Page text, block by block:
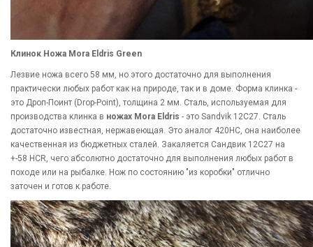
Клинок Ножа Mora Eldris Green
Лезвие ножа всего 58 мм, но этого достаточно для выполнения
практически любых работ как на природе, так и в доме. Форма клинка -
это Дроп-Поинт (Drop-Point), толщина 2 мм. Сталь, используемая для
производства клинка в ножах Mora Eldris - это Sandvik 12C27. Сталь
достаточно известная, нержавеющая. Это аналог 420НС, она наиболее
качественная из бюджетных сталей. Закаляется Сандвик 12С27 на
+-58 HCR, чего абсолютно достаточно для выполнения любых работ в
походе или на рыбалке. Нож по состоянию "из коробки" отлично
заточен и готов к работе.